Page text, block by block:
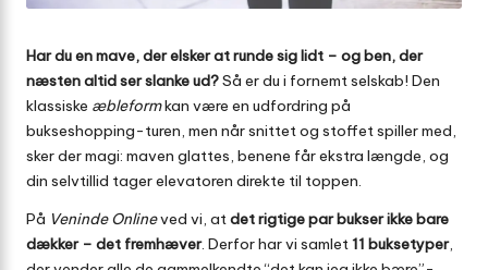
Har du en mave, der elsker at runde sig lidt – og ben, der
næsten altid ser slanke ud?Så er du i fornemt selskab! Den
klassiske æbleformkan være en udfordring på
bukseshopping-turen, men når snittet og stoffet spiller med,
sker der magi: maven glattes, benene får ekstra længde, og
din selvtillid tager elevatoren direkte til toppen.
På Veninde Onlineved vi, atdet rigtige par bukser ikke bare
dækker – det fremhæver. Derfor har vi samlet11 buksetyper,